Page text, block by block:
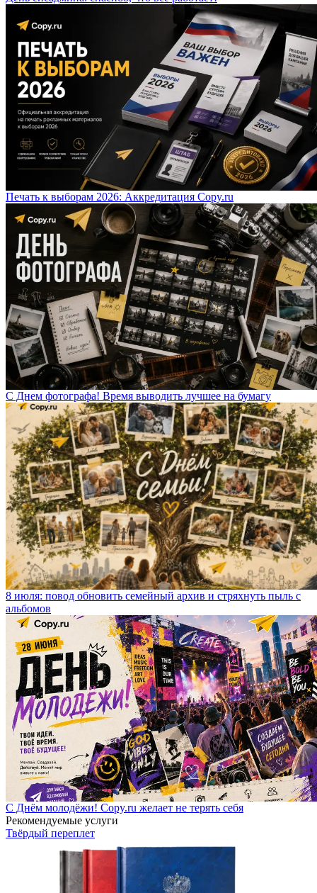
Печать к выборам 2026: Аккредитация Copy.ru
С Днем фотографа! Время выводить лучшее на бумагу
8 июля: повод обновить семейный архив и стряхнуть пыль с
альбомов
С Днём молодёжи! Copy.ru желает не терять себя
Рекомендуемые услуги
Твёрдый переплет